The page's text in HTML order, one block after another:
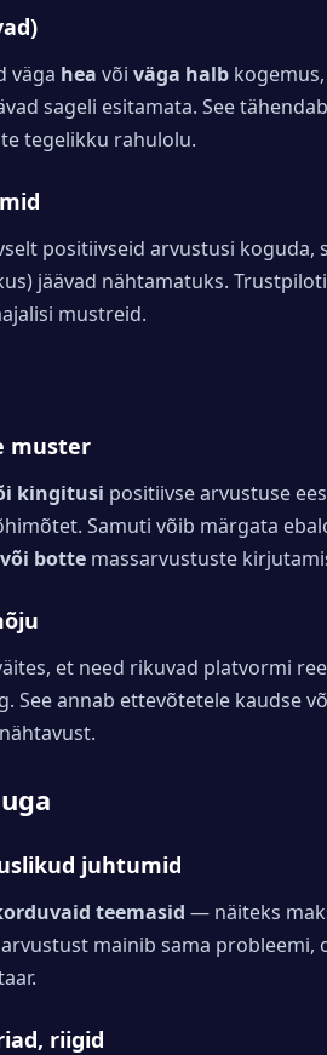
väga hea või väga halb
sageli esitamata. See
tegelikku rahulolu.
positiivseid arvustusi koguda,
jäävad nähtamatuks.
mustreid.
muster
kingitusi positiivse arvustuse
Samuti võib märgata
botte massarvustuste
et need rikuvad platvormi
See annab ettevõtetele kaudse
juhtumid
teemasid — näiteks
mainib sama probleemi,
riigid